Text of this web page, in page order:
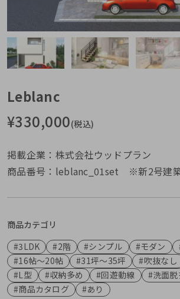
Leblanc
¥330,000(税込)
掲載企業：株式会社ウッドプラン
商品番号：leblanc_01set ※新2号建
商品カテゴリ
#3LDK
#2階 #シンプル #モダン
#16帖〜20帖
#31坪〜35坪 #吹抜なし
#L型
#収納多め #回遊動線 #洗面脱
#商品カタログ
#あり